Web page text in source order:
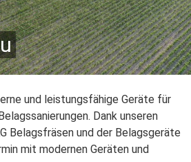
und leistungsfähige Geräte für
Dank unseren
Belagsfräsen und der Belagsgeräte
mit modernen Geräten und